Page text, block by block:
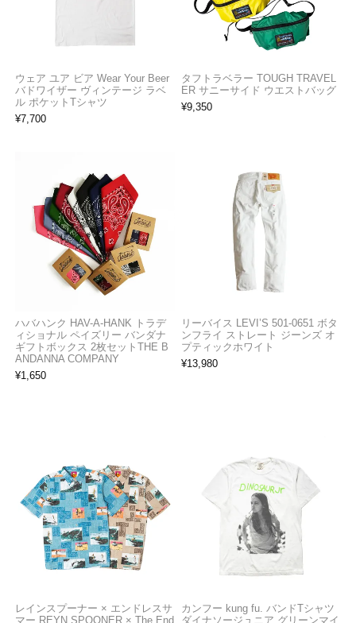
ウェア ユア ビア Wear Your Beer
バドワイザー ヴィンテージ ラベ
ル ポケットTシャツ
¥7,700
タフトラベラー TOUGH TRAVEL
ER サニーサイド ウエストバッグ
¥9,350
ハバハンク HAV-A-HANK トラデ
ィショナル ペイズリー バンダナ
ギフトボックス 2枚セットTHE B
ANDANNA COMPANY
¥1,650
リーバイス LEVI’S 501-0651 ボタ
ンフライ ストレート ジーンズ オ
プティックホワイト
¥13,980
レインスプーナー × エンドレスサ
マー REYN SPOONER × The End
カンフー kung fu. バンドTシャツ
ダイナソージュニア グリーンマイ